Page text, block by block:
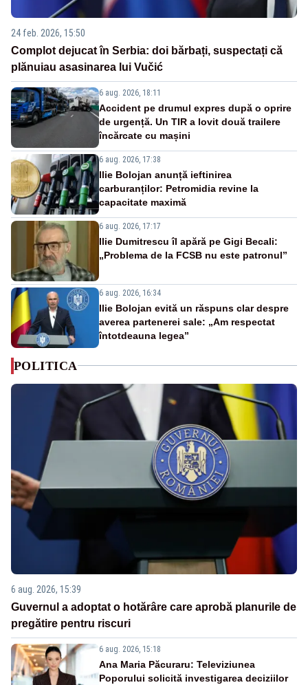
24 feb. 2026, 15:50
Complot dejucat în Serbia: doi bărbați, suspectați că
plănuiau asasinarea lui Vučić
6 aug. 2026, 18:11
Accident pe drumul expres după o oprire
de urgență. Un TIR a lovit două trailere
încărcate cu mașini
6 aug. 2026, 17:38
Ilie Bolojan anunță ieftinirea
carburanților: Petromidia revine la
capacitate maximă
6 aug. 2026, 17:17
Ilie Dumitrescu îl apără pe Gigi Becali:
„Problema de la FCSB nu este patronul”
6 aug. 2026, 16:34
Ilie Bolojan evită un răspuns clar despre
averea partenerei sale: „Am respectat
întotdeauna legea”
POLITICA
6 aug. 2026, 15:39
Guvernul a adoptat o hotărâre care aprobă planurile de
pregătire pentru riscuri
6 aug. 2026, 15:18
Ana Maria Păcuraru: Televiziunea
Poporului solicită investigarea deciziilor